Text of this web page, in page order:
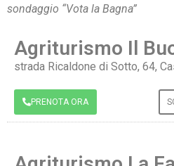
sondaggio “Vota la Bagna”
Agriturismo Il
strada Ricaldone di Sotto, 64,
PRENOTA ORA